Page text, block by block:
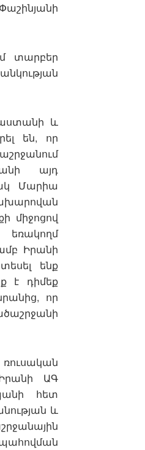
տարբեր
և
են, որ
այդ
Մարիա
միջոցով
Իրանի
ենք
է դիմեք
որ
ռուսական
ԱԳ
հետ
և